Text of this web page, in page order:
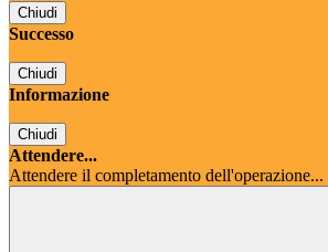
Chiudi
Successo
Chiudi
Informazione
Chiudi
Attendere...
Attendere il completamento dell'operazione...